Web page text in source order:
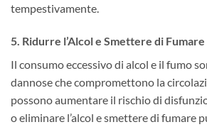
tempestivamente.
5. Ridurre l’Alcol e Smettere di Fumare
Il consumo eccessivo di alcol e il fumo
dannose che compromettono la
possono aumentare il rischio di
o eliminare l’alcol e smettere di fumare